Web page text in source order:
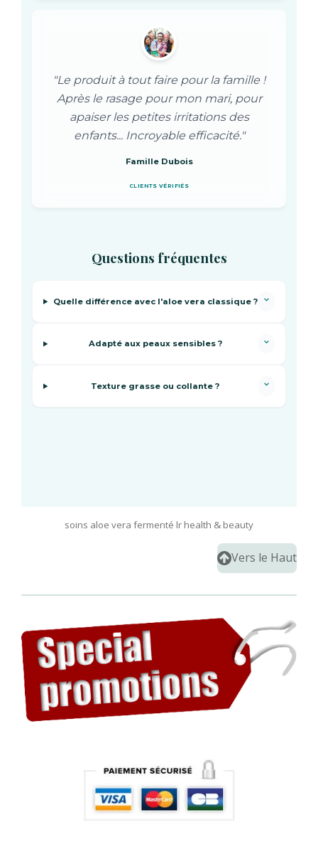
"Le produit à tout faire pour la famille !
Après le rasage pour mon mari, pour
apaiser les petites irritations des
enfants... Incroyable efficacité."
Famille Dubois
CLIENTS VÉRIFIÉS
Questions fréquentes
Quelle différence avec l'aloe vera classique ?
Adapté aux peaux sensibles ?
Texture grasse ou collante ?
soins aloe vera fermenté lr health & beauty
Vers le Haut